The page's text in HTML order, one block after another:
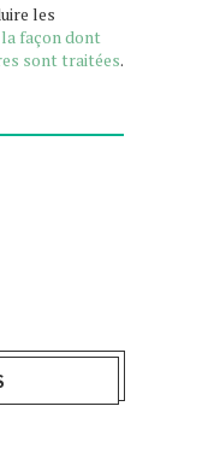
les
façon dont
sont traitées.